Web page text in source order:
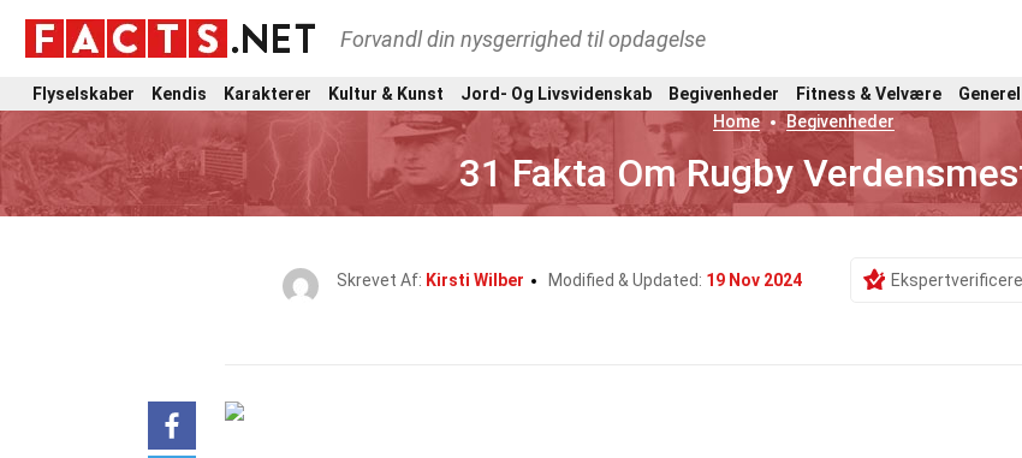
Forvandl din nysgerrighed til opdagelse
Flyselskaber Kendis Karakterer Kultur & Kunst Jord- Og Livsvidenskab Begivenheder Fitness & Velvære Generel
Home
Begivenheder
31 Fakta Om Rugby
Skrevet Af: Kirsti Wilber Modified & Updated: 19 Nov 2024